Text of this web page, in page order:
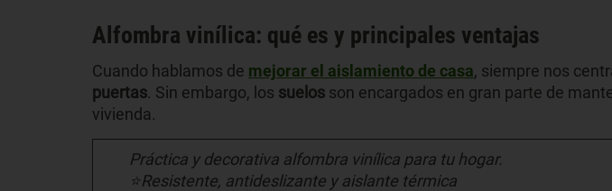
Alfombra vinílica: qué es y principales ventajas
Cuando hablamos de mejorar el aislamiento de casa, siempre nos
puertas. Sin embargo, los suelos son encargados en gran parte de
vivienda.
Práctica y decorativa alfombra vinílica para tu hogar.
⭐Resistente, antideslizante y aislante térmica